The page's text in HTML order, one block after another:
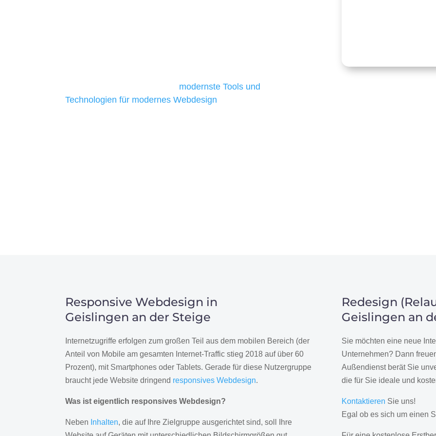
modernste Tools und
Technologien für modernes Webdesign
Responsive Webdesign in
Geislingen an der Steige
Internetzugriffe erfolgen zum großen Teil aus dem mobilen Bereich (der
Anteil von Mobile am gesamten Internet-Traffic stieg 2018 auf über 60
Prozent), mit Smartphones oder Tablets. Gerade für diese Nutzergruppe
braucht jede Website dringend responsives Webdesign.
Was ist eigentlich responsives Webdesign?
Neben Inhalten, die auf Ihre Zielgruppe ausgerichtet sind, soll Ihre
Redesign
Geislingen an
Sie möchten eine neue
Unternehmen? Dann
Außendienst berät Sie
die für Sie ideale und
Kontaktieren Sie uns!
Egal ob es sich um einen